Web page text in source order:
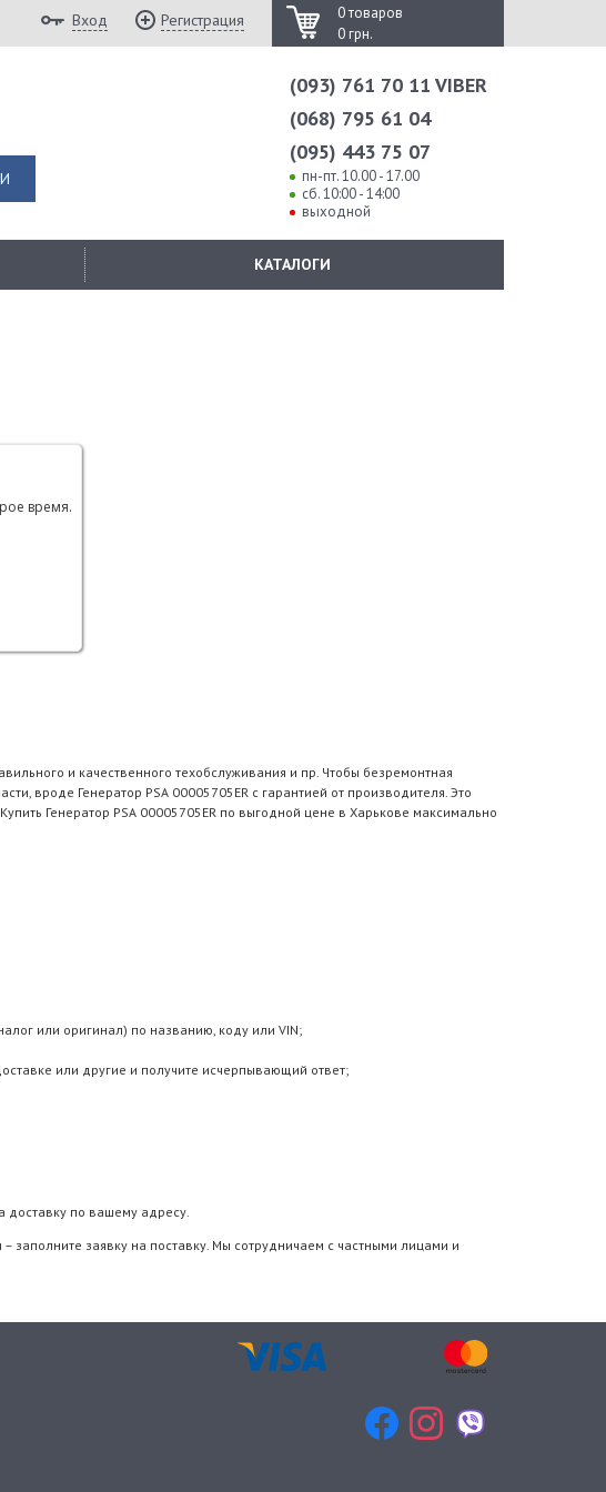
0 товаров
0 грн.
Вход Регистрация
(093) 761 70 11 VIBER
(068) 795 61 04
(095) 443 75 07
пн-пт. 10.00 - 17.00
сб. 10:00 - 14:00
выходной
КАТАЛОГИ
время.
и качественного техобслуживания и пр. Чтобы безремонтная
вроде Генератор PSA 00005705ER с гарантией от производителя. Это
Генератор PSA 00005705ER по выгодной цене в Харькове максимально
или оригинал) по названию, коду или VIN;
или другие и получите исчерпывающий ответ;
по вашему адресу.
заполните заявку на поставку. Мы сотрудничаем с частными лицами и